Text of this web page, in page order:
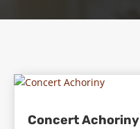
Concert Achoriny